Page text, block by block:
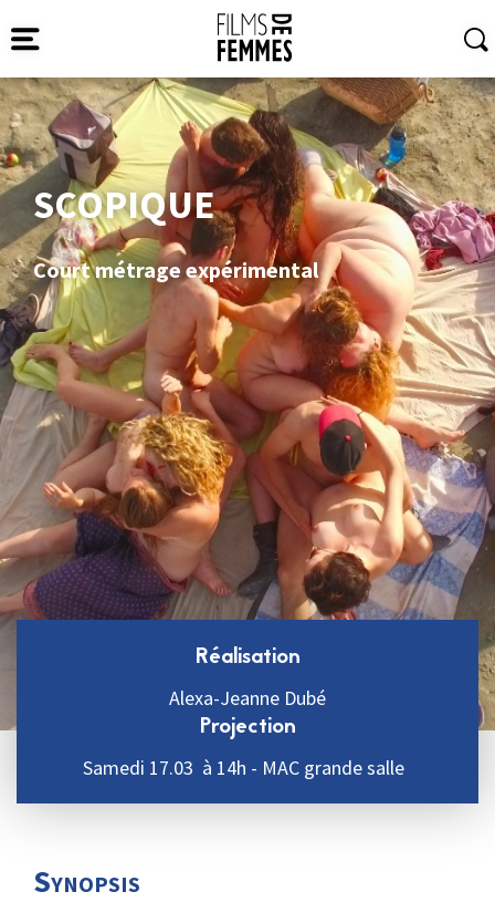
SCOPIQUE
Court métrage expérimental
Réalisation
Alexa-Jeanne Dubé
Projection
Samedi 17.03 à 14h - MAC grande salle
Synopsis